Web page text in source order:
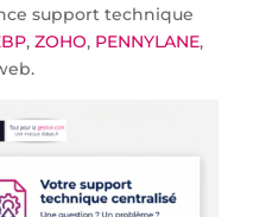
support technique
, ZOHO, PENNYLANE,